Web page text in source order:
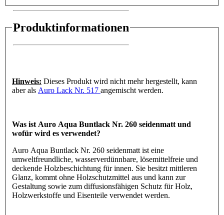
Produktinformationen
Hinweis: Dieses Produkt wird nicht mehr hergestellt, kann
aber als Auro Lack Nr. 517 angemischt werden.
Was ist Auro Aqua Buntlack Nr. 260 seidenmatt und
wofür wird es verwendet?
Auro Aqua Buntlack Nr. 260 seidenmatt ist eine
umweltfreundliche, wasserverdünnbare, lösemittelfreie und
deckende Holzbeschichtung für innen. Sie besitzt mittleren
Glanz, kommt ohne Holzschutzmittel aus und kann zur
Gestaltung sowie zum diffusionsfähigen Schutz für Holz,
Holzwerkstoffe und Eisenteile verwendet werden.